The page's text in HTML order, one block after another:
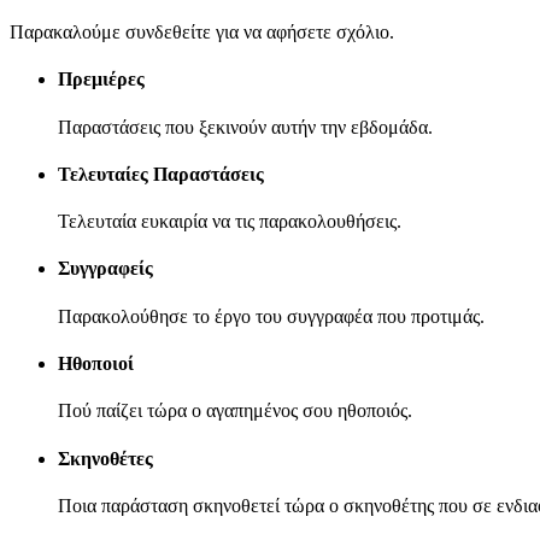
Παρακαλούμε συνδεθείτε για να αφήσετε σχόλιο.
Πρεμιέρες
Παραστάσεις που ξεκινούν αυτήν την εβδομάδα.
Τελευταίες Παραστάσεις
Τελευταία ευκαιρία να τις παρακολουθήσεις.
Συγγραφείς
Παρακολούθησε το έργο του συγγραφέα που προτιμάς.
Ηθοποιοί
Πού παίζει τώρα ο αγαπημένος σου ηθοποιός.
Σκηνοθέτες
Ποια παράσταση σκηνοθετεί τώρα ο σκηνοθέτης που σε